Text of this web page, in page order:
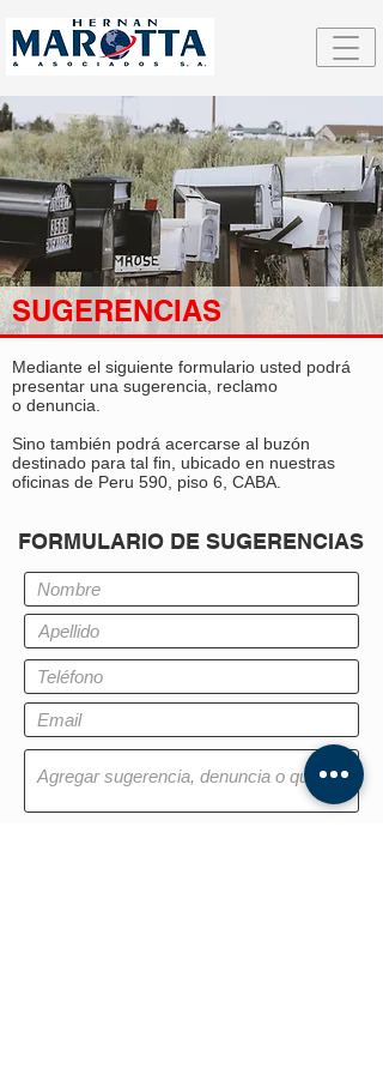
SUGERENCIAS
Mediante el siguiente formulario usted podrá
presentar una sugerencia, reclamo
o denuncia.
Sino también podrá acercarse al buzón
destinado para tal fin, ubicado en nuestras
oficinas de Peru 590, piso 6, CABA.
FORMULARIO DE SUGERENCIAS